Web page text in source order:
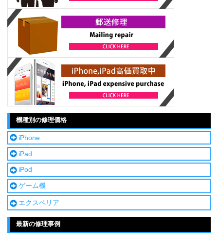
機種別の修理価格
iPhone
iPad
iPod
ゲーム機
エクスペリア
最新の修理事例